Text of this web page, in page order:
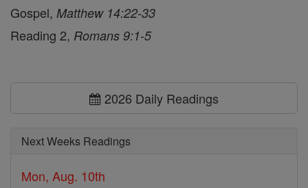
Gospel, Matthew 14:22-33
Reading 2, Romans 9:1-5
2026 Daily Readings
Next Weeks Readings
Mon, Aug. 10th